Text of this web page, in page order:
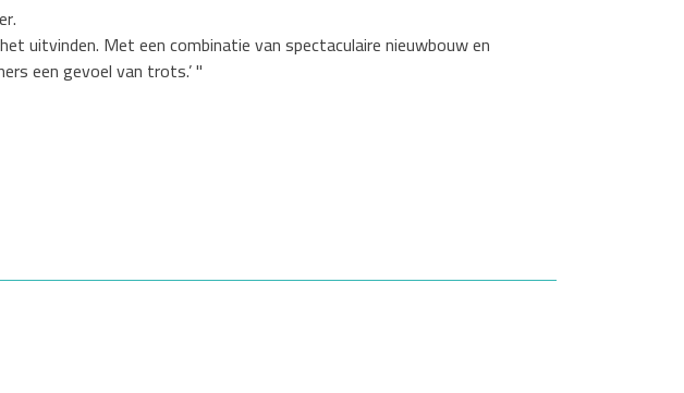
uitvinden. Met een combinatie van spectaculaire nieuwbouw en
een gevoel van trots.’ "